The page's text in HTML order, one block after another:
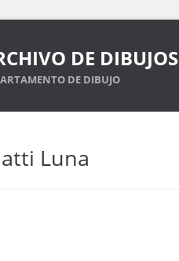
DE DIBUJOS
DE DIBUJO
Luna